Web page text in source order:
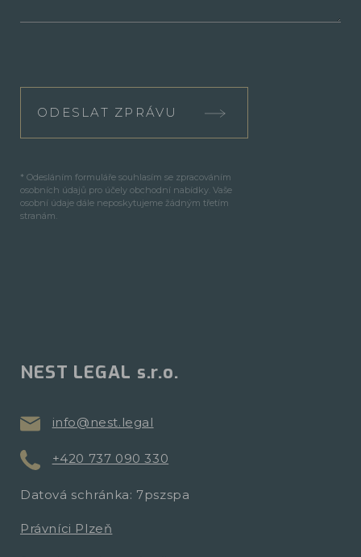
ODESLAT ZPRÁVU
* Odesláním formuláře souhlasím se zpracováním
osobních údajů pro účely obchodní nabídky. Vaše
osobní údaje dále neposkytujeme žádným třetím
stranám.
NEST LEGAL s.r.o.
info@nest.legal
+420 737 090 330
Datová schránka: 7pszspa
Právníci Plzeň